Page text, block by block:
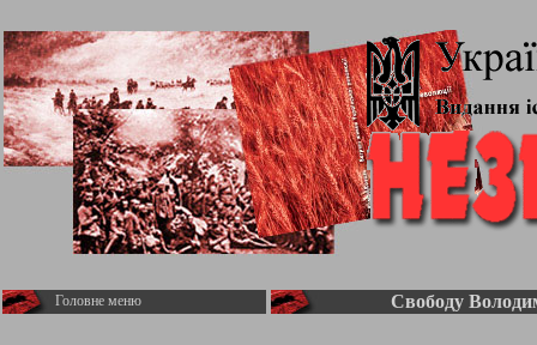
Головне меню Свободу